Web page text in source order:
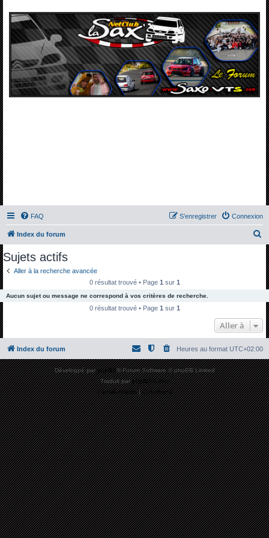
FAQ Connexion
S’enregistrer
Index du forum
c
e
r
Sujets actifs
Aller à la recherche avancée
0 résultat trouvé • Page 1 sur 1
Aucun sujet ou message ne correspond à vos critères de recherche.
0 résultat trouvé • Page 1 sur 1
Aller à
Index du forum Heures au format UTC+02:00
Développé parphpBB® Forum Software © phpBB Limited
Traduit parphpBB-fr.com
Confidentialité|Conditions